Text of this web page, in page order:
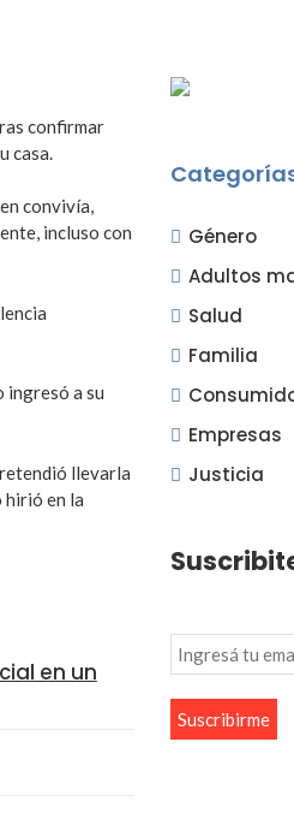
confirmar
casa.
convivía,
incluso con
ingresó a su
llevarla
hirió en la
en un
Género
Adultos
Salud
Familia
Empresas
Justicia